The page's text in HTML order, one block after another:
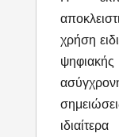
χρήση